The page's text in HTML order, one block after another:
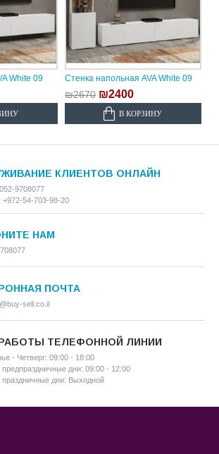
White 09 Стенка напольная AVA White 09
₪2670 ₪2400
В КОРЗИНУ
КЛИЕНТОВ ОНЛАЙН
9708077
+972-54-703-98-20
НАМ
ПОЧТА
sell.co.il
ТЕЛЕФОННОЙ ЛИНИИ
- Четверг: 09:00 - 18:00
предпраздничные дни: 09:00 - 12:00
праздничные дни: Выходной